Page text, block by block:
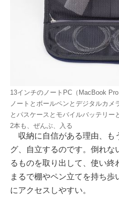
13インチのノートPC（MacBook
ノートとボールペンとデジタルカメ
とパスケースとモバイルバッテリー
2本も、ぜんぶ、入る
収納に自信がある理由、も
グ、自立するのです。倒れな
るものを取り出して、使い終
まるで棚やペン立てを持ち
にアクセスしやすい。